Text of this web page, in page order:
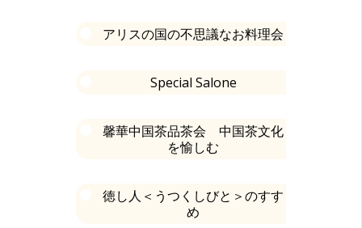
アリスの国の不思議なお料理会
Special Salone
馨華中国茶品茶会 中国茶文化
を愉しむ
徳し人＜うつくしびと＞のすす
め